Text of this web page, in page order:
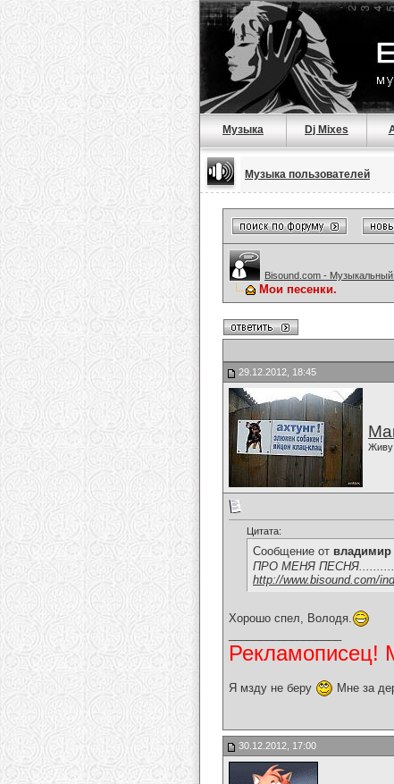
Музыка Dj Mixes
Музыка пользователей
Bisound.com - Музыкальный
Мои песенки.
29.12.2012, 18:45
Живу
Цитата:
Сообщение от владимир
ПРО МЕНЯ
http://www.bisound.com/
Хорошо спел, Володя.
Рекламописец!
Я мзду не беру Мне за
30.12.2012, 17:00